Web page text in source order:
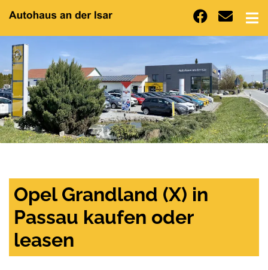
Opel Grandland (X) in
Passau kaufen oder
leasen